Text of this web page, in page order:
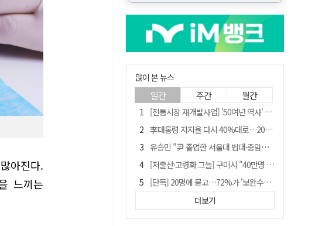
아진다.
느끼는
많이 본 뉴스
일간 주간 월간
[전통시장 재개발사업] '50여년 역사' 수성시장 자리에 25층 주상복합 들어선다
李대통령 지지율 다시 40%대로…20대는 18.8%p 급락
유승민 "尹 졸업한 서울대 법대·충암고도 없애야"…李 육사 통합 직격
[저출산·고령화 그늘] 구미시 "40만명 사수" 고령군 "3만명대 회복"
[단독] 20명에 묻고…72%가 '보완수사권 폐지'?
[전통시장 재개발사업] 신천시장 재개발, 준공 후에도 소송전
더보기